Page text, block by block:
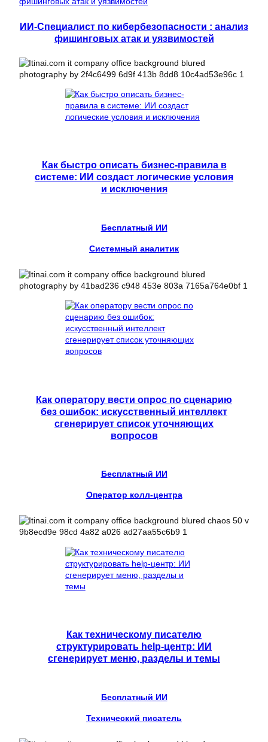
ИИ-Специалист по кибербезопасности : анализ
фишинговых атак и уязвимостей
Как быстро описать бизнес-правила в
системе: ИИ создаст логические условия
и исключения
Бесплатный ИИ
Системный аналитик
Как оператору вести опрос по сценарию
без ошибок: искусственный интеллект
сгенерирует список уточняющих
вопросов
Бесплатный ИИ
Оператор колл-центра
Как техническому писателю
структурировать help-центр: ИИ
сгенерирует меню, разделы и темы
Бесплатный ИИ
Технический писатель